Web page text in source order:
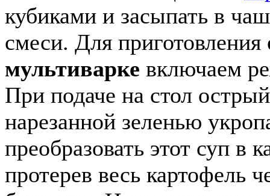
кубиками и засыпать в
смеси. Для приготовления
мультиварке включаем
При подаче на стол
нарезанной зеленью
преобразовать этот суп в
протерев весь картофель